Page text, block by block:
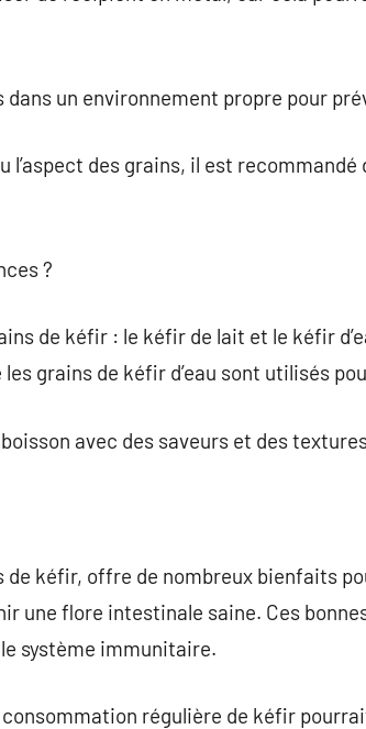
dans un environnement propre pour
l’aspect des grains, il est recommandé
?
de kéfir : le kéfir de lait et le kéfir
grains de kéfir d’eau sont utilisés
avec des saveurs et des
kéfir, offre de nombreux bienfaits
une flore intestinale saine. Ces
système immunitaire.
régulière de kéfir